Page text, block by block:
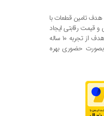
هدف تامین قطعات با
قیمت رقابتی ایجاد
شده است که برای تحقق این هدف از تجربه ۱۰ ساله
حضوری بهره